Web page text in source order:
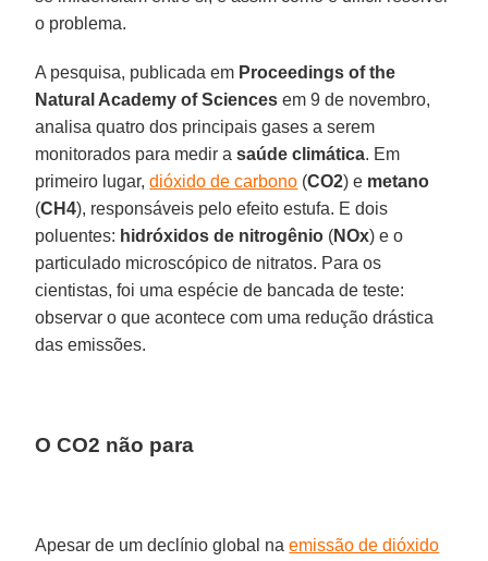
o problema.
A pesquisa, publicada em Proceedings of the
Natural Academy of Sciences em 9 de novembro,
analisa quatro dos principais gases a serem
monitorados para medir asaúde climática. Em
primeiro lugar,dióxido de carbono (CO2) e metano
(CH4), responsáveis pelo efeito estufa. E dois
poluentes: hidróxidos de nitrogênio (NOx) e o
particulado microscópico de nitratos. Para os
cientistas, foi uma espécie de bancada de teste:
observar o que acontece com uma redução drástica
das emissões.
O CO2 não para
Apesar de um declínio global naemissão de dióxido